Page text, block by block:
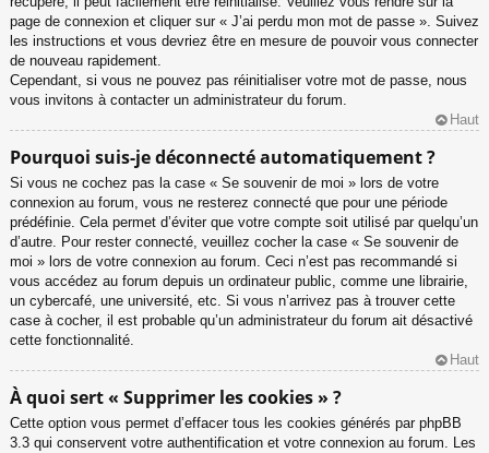
page de connexion et cliquer sur « J’ai perdu mon mot de passe ». Suivez
les instructions et vous devriez être en mesure de pouvoir vous connecter
de nouveau rapidement.
Cependant, si vous ne pouvez pas réinitialiser votre mot de passe, nous
vous invitons à contacter un administrateur du forum.
Haut
Pourquoi suis-je déconnecté automatiquement ?
Si vous ne cochez pas la case « Se souvenir de moi » lors de votre
connexion au forum, vous ne resterez connecté que pour une période
prédéfinie. Cela permet d’éviter que votre compte soit utilisé par quelqu’un
d’autre. Pour rester connecté, veuillez cocher la case « Se souvenir de
moi » lors de votre connexion au forum. Ceci n’est pas recommandé si
vous accédez au forum depuis un ordinateur public, comme une librairie,
un cybercafé, une université, etc. Si vous n’arrivez pas à trouver cette
case à cocher, il est probable qu’un administrateur du forum ait désactivé
cette fonctionnalité.
Haut
À quoi sert « Supprimer les cookies » ?
Cette option vous permet d’effacer tous les cookies générés par phpBB
3.3 qui conservent votre authentification et votre connexion au forum. Les